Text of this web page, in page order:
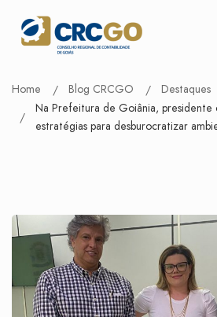
Home Blog CRCGO
Destaques
Na Prefeitura de Goiânia, presidente
estratégias para desburocratizar